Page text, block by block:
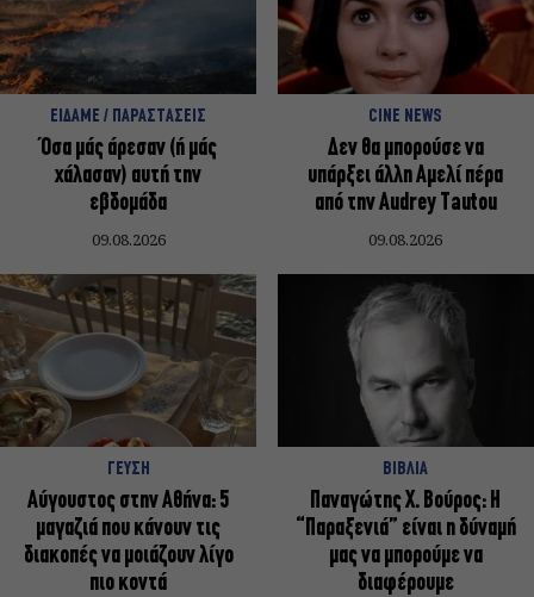
ΕΙΔΑΜΕ / ΠΑΡΑΣΤΑΣΕΙΣ
Όσα μάς άρεσαν (ή μάς
χάλασαν) αυτή την
εβδομάδα
09.08.2026
CINE NEWS
Δεν θα μπορούσε να
υπάρξει άλλη Αμελί πέρα
από την Audrey Tautou
09.08.2026
ΓΕΥΣΗ
Αύγουστος στην Αθήνα: 5
μαγαζιά που κάνουν τις
διακοπές να μοιάζουν λίγο
πιο κοντά
ΒΙΒΛΙΑ
Παναγώτης Χ. Βούρος: Η
“Παραξενιά” είναι η δύναμή
μας να μπορούμε να
διαφέρουμε